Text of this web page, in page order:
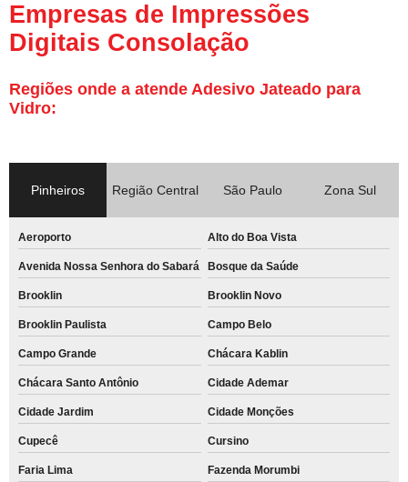
Empresas de Impressões
Digitais Consolação
Regiões onde a atende Adesivo Jateado para
Vidro:
Pinheiros Região Central São Paulo Zona Sul
Aeroporto Alto do Boa Vista
Avenida Nossa Senhora do Sabará Bosque da Saúde
Brooklin Brooklin Novo
Brooklin Paulista Campo Belo
Campo Grande Chácara Kablin
Chácara Santo Antônio Cidade Ademar
Cidade Jardim Cidade Monções
Cupecê Cursino
Faria Lima Fazenda Morumbi